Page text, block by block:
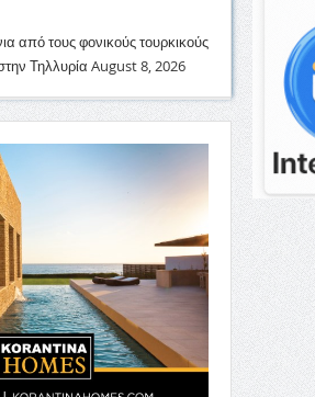
από τους φονικούς τουρκικούς
Τηλλυρία August 8, 2026